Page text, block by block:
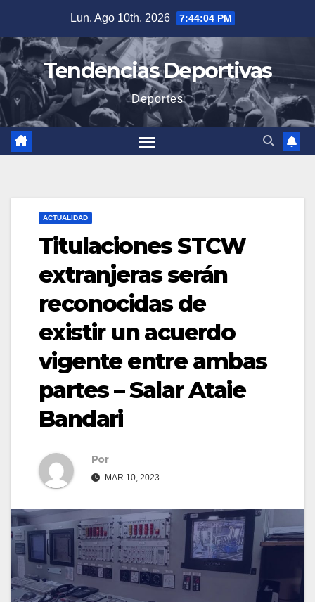
contenido
Lun. Ago 10th, 2026 7:44:05 PM
Tendencias Deportivas
Deportes
ACTUALIDAD
Titulaciones STCW
extranjeras serán
reconocidas de
existir un acuerdo
vigente entre ambas
partes – Salar Ataie
Bandari
Por
MAR 10, 2023